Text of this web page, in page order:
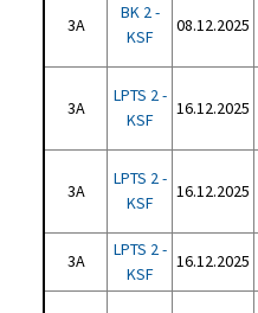
3A
BK 2 -
KSF
08.12.2025
3A
LPTS 2 -
KSF
16.12.2025
3A
LPTS 2 -
KSF
16.12.2025
3A
LPTS 2 -
KSF
16.12.2025